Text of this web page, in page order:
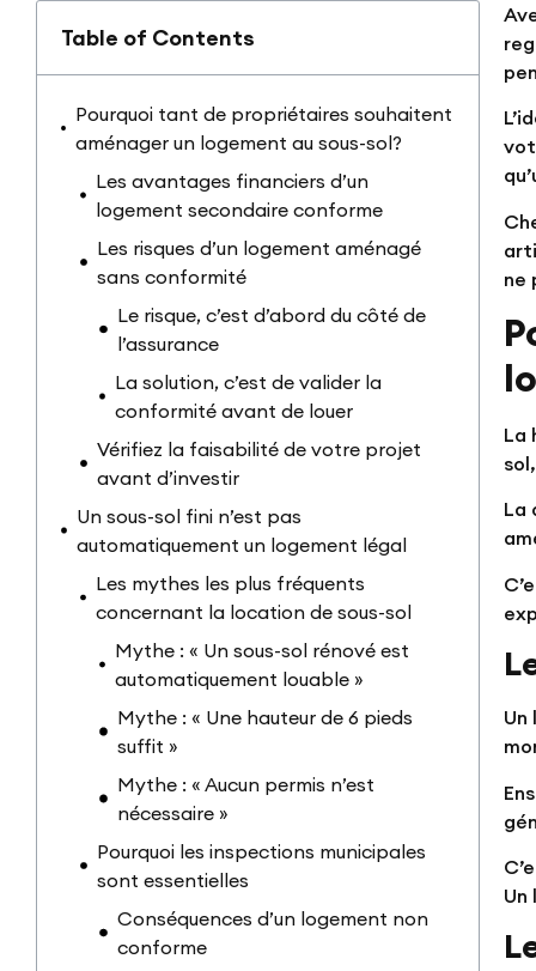
Table of Contents
Pourquoi tant de propriétaires souhaitent
aménager un logement au sous-sol?
Les avantages financiers d’un
logement secondaire conforme
Les risques d’un logement aménagé
sans conformité
Le risque, c’est d’abord du côté de
l’assurance
La solution, c’est de valider la
conformité avant de louer
Vérifiez la faisabilité de votre projet
avant d’investir
Un sous-sol fini n’est pas
automatiquement un logement légal
Les mythes les plus fréquents
concernant la location de sous-sol
Mythe : « Un sous-sol rénové est
automatiquement louable »
Mythe : « Une hauteur de 6 pieds
suffit »
Mythe : « Aucun permis n’est
nécessaire »
Pourquoi les inspections municipales
sont essentielles
Conséquences d’un logement non
conforme
ne
La
La
Un
Un